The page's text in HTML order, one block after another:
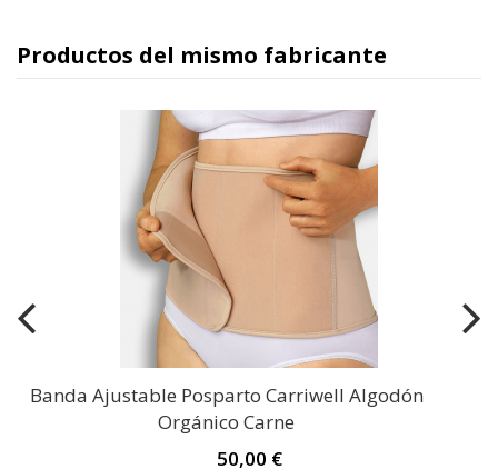
Productos del mismo fabricante
Banda Ajustable Posparto Carriwell Algodón
Orgánico Carne
50,00 €